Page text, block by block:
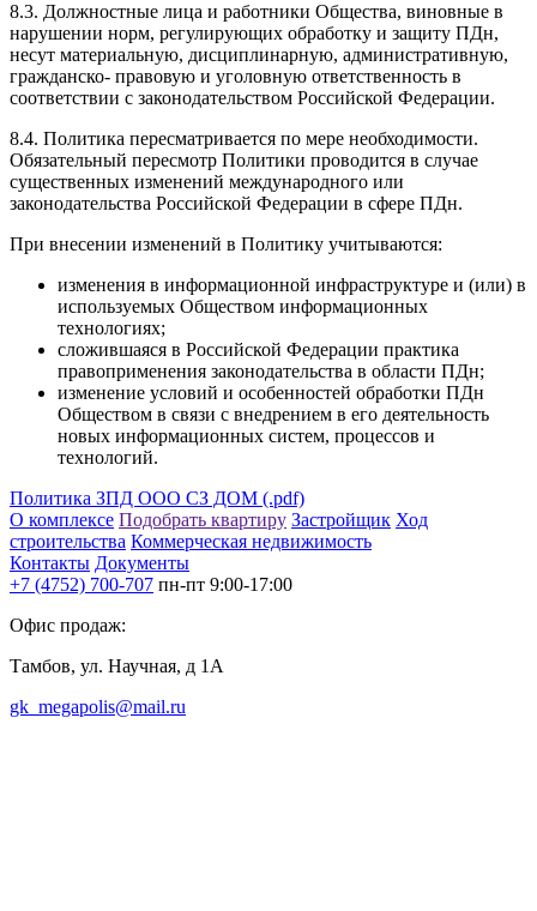
8.3. Должностные лица и работники Общества, виновные в
нарушении норм, регулирующих обработку и защиту ПДн,
несут материальную, дисциплинарную, административную,
гражданско- правовую и уголовную ответственность в
соответствии с законодательством Российской Федерации.
8.4. Политика пересматривается по мере необходимости.
Обязательный пересмотр Политики проводится в случае
существенных изменений международного или
законодательства Российской Федерации в сфере ПДн.
При внесении изменений в Политику учитываются:
изменения в информационной инфраструктуре и (или) в
используемых Обществом информационных
технологиях;
сложившаяся в Российской Федерации практика
правоприменения законодательства в области ПДн;
изменение условий и особенностей обработки ПДн
Обществом в связи с внедрением в его деятельность
новых информационных систем, процессов и
технологий.
Политика ЗПД ООО СЗ ДОМ (.pdf)
О комплексе Подобрать квартиру Застройщик Ход
строительства Коммерческая недвижимость
Контакты Документы
+7 (4752) 700-707 пн-пт 9:00-17:00
Офис продаж:
Тамбов, ул. Научная, д 1А
gk_megapolis@mail.ru